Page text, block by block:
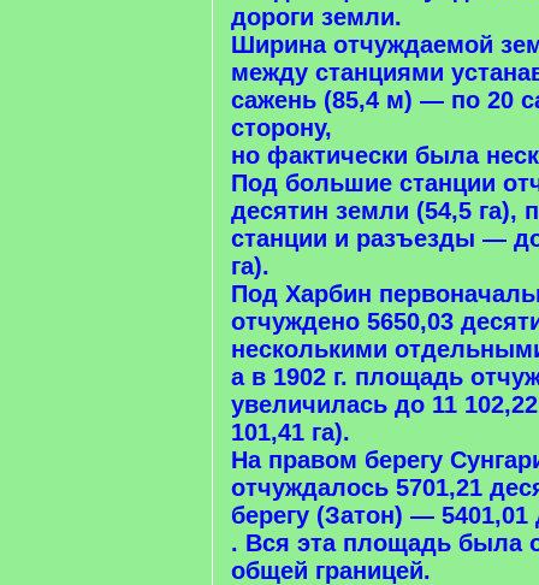
дороги земли.
Ширина отчуждаемой
между станциями
сажень (85,4 м) — по 20
сторону,
но фактически была
Под большие станции
десятин земли (54,5 га),
станции и разъезды —
га).
Под Харбин
отчуждено 5650,03
несколькими
а в 1902 г. площадь
увеличилась до 11
101,41 га).
На правом берегу
отчуждалось 5701,21
берегу (Затон) —
. Вся эта площадь была
общей границей.